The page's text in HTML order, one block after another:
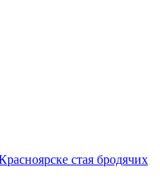
стая бродячих